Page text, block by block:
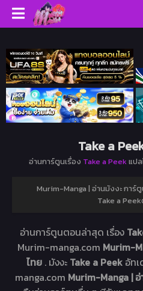
Take a
อ่านการ์ตูนเรื่อง Take a Peekแป
Murim-Manga | อ่านมังงะ การ์
Take a
อ่านการ์ตูนตอนล่าสุด เรื่อง
Murim-manga.com Murim-
ไทย . มังงะ Take a Peek อัท
manga.com Murim-Manga |